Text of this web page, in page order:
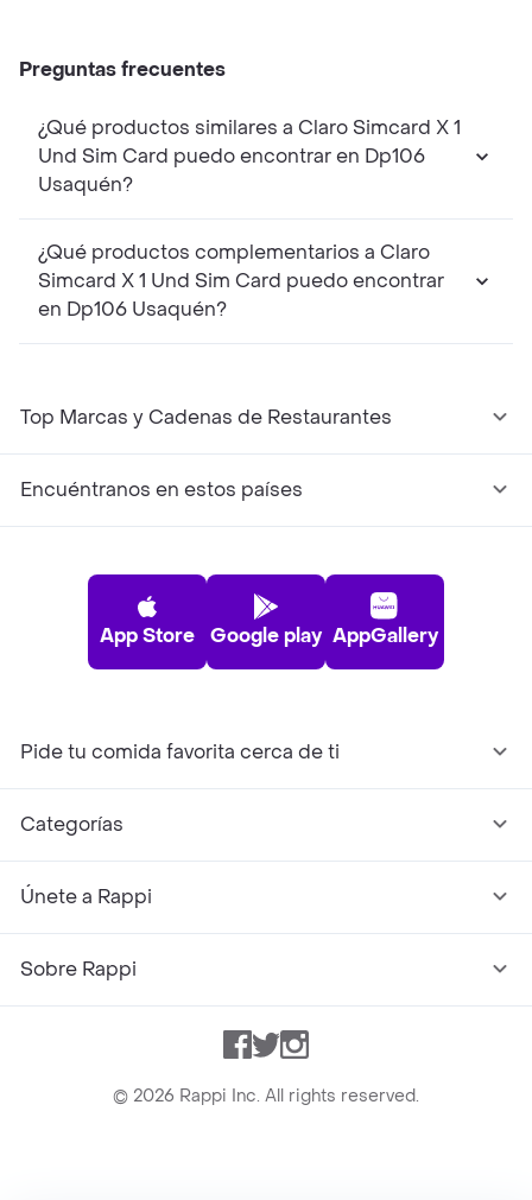
Preguntas frecuentes
¿Qué productos similares a Claro Simcard X 1
Und Sim Card puedo encontrar en Dp106
Usaquén?
¿Qué productos complementarios a Claro
Simcard X 1 Und Sim Card puedo encontrar
en Dp106 Usaquén?
Top Marcas y Cadenas de Restaurantes
Encuéntranos en estos países
App Store Google play AppGallery
Pide tu comida favorita cerca de ti
Categorías
Únete a Rappi
Sobre Rappi
Facebook
TwitterInstagram
© 2026 Rappi Inc. All rights reserved.